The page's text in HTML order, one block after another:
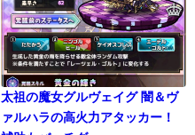
太祖の魔女グルヴェイグ 闇＆ヴ
ァルハラの高火力アタッカー！